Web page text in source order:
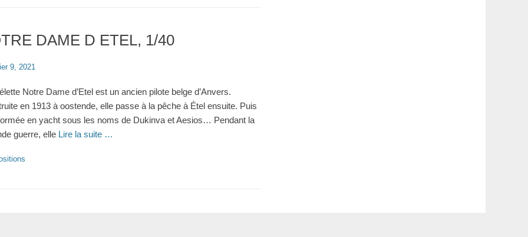
DAME D ETEL, 1/40
9, 2021
Notre Dame d’Etel est un ancien pilote belge d’Anvers.
en 1913 à oostende, elle passe à la pêche à Étel ensuite. Puis
en yacht sous les noms de Dukinva et Aesios… Pendant la
guerre, elle Lire la suite …